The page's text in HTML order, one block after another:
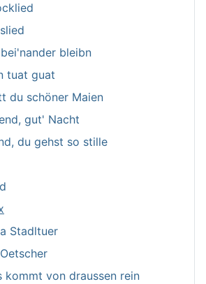
bleibn
tuat guat
du schöner Maien
gut' Nacht
du gehst so stille
Stadltuer
kommt von draussen rein